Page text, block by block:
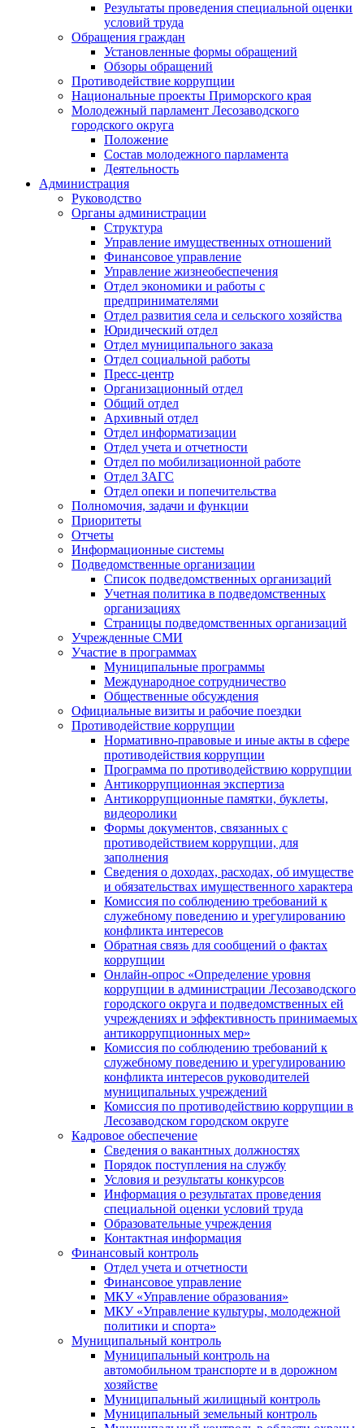
Результаты проведения специальной оценки
условий труда
Обращения граждан
Установленные формы обращений
Обзоры обращений
Противодействие коррупции
Национальные проекты Приморского края
Молодежный парламент Лесозаводского
городского округа
Положение
Состав молодежного парламента
Деятельность
Администрация
Руководство
Органы администрации
Структура
Управление имущественных отношений
Финансовое управление
Управление жизнеобеспечения
Отдел экономики и работы с
предпринимателями
Отдел развития села и сельского хозяйства
Юридический отдел
Отдел муниципального заказа
Отдел социальной работы
Пресс-центр
Организационный отдел
Общий отдел
Архивный отдел
Отдел информатизации
Отдел учета и отчетности
Отдел по мобилизационной работе
Отдел ЗАГС
Отдел опеки и попечительства
Полномочия, задачи и функции
Приоритеты
Отчеты
Информационные системы
Подведомственные организации
Список подведомственных организаций
Учетная политика в подведомственных
организациях
Страницы подведомственных организаций
Учрежденные СМИ
Участие в программах
Муниципальные программы
Международное сотрудничество
Общественные обсуждения
Официальные визиты и рабочие поездки
Противодействие коррупции
Нормативно-правовые и иные акты в сфере
противодействия коррупции
Программа по противодействию коррупции
Антикоррупционная экспертиза
Антикоррупционные памятки, буклеты,
видеоролики
Формы документов, связанных с
противодействием коррупции, для
заполнения
Сведения о доходах, расходах, об имуществе
и обязательствах имущественного характера
Комиссия по соблюдению требований к
служебному поведению и урегулированию
конфликта интересов
Обратная связь для сообщений о фактах
коррупции
Онлайн-опрос «Определение уровня
коррупции в администрации Лесозаводского
городского округа и подведомственных ей
учреждениях и эффективность принимаемых
антикоррупционных мер»
Комиссия по соблюдению требований к
служебному поведению и урегулированию
конфликта интересов руководителей
муниципальных учреждений
Комиссия по противодействию коррупции в
Лесозаводском городском округе
Кадровое обеспечение
Сведения о вакантных должностях
Порядок поступления на службу
Условия и результаты конкурсов
Информация о результатах проведения
специальной оценки условий труда
Образовательные учреждения
Контактная информация
Финансовый контроль
Отдел учета и отчетности
Финансовое управление
МКУ «Управление образования»
МКУ «Управление культуры, молодежной
политики и спорта»
Муниципальный контроль
Муниципальный контроль на
автомобильном транспорте и в дорожном
хозяйстве
Муниципальный жилищный контроль
Муниципальный земельный контроль